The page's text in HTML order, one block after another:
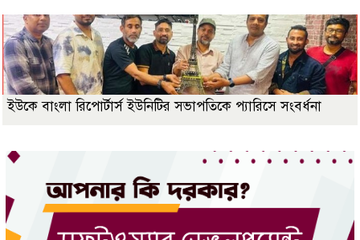
ইউকে বাংলা রিপোর্টার্স ইউনিটির সভাপতিকে প্যারিসে সংবর্ধনা